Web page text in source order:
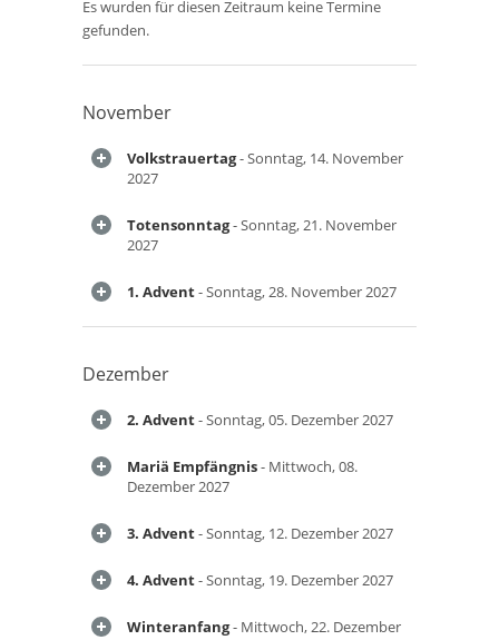
Es wurden für diesen Zeitraum keine Termine
gefunden.
November
Volkstrauertag- Sonntag, 14. November
2027
Totensonntag- Sonntag, 21. November
2027
1. Advent- Sonntag, 28. November 2027
Dezember
2. Advent- Sonntag, 05. Dezember 2027
Mariä Empfängnis- Mittwoch, 08.
Dezember 2027
3. Advent- Sonntag, 12. Dezember 2027
4. Advent- Sonntag, 19. Dezember 2027
Winteranfang- Mittwoch, 22. Dezember